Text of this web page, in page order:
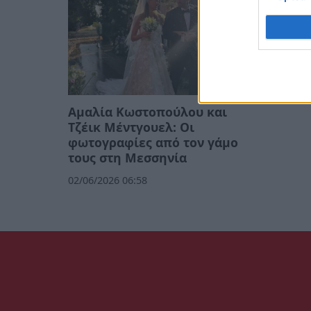
Αμαλία Κωστοπούλου και
Τζέικ Μέντγουελ: Οι
φωτογραφίες από τον γάμο
τους στη Μεσσηνία
02/06/2026 06:58